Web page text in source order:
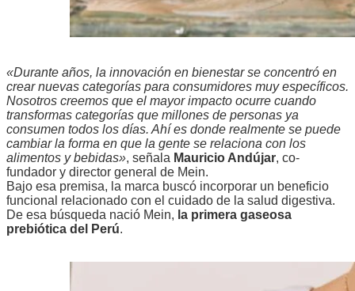
«Durante años, la innovación en bienestar se concentró en
crear nuevas categorías para consumidores muy específicos.
Nosotros creemos que el mayor impacto ocurre cuando
transformas categorías que millones de personas ya
consumen todos los días. Ahí es donde realmente se puede
cambiar la forma en que la gente se relaciona con los
alimentos y bebidas», señala Mauricio Andújar, co-
fundador y director general de Mein.
Bajo esa premisa, la marca buscó incorporar un beneficio
funcional relacionado con el cuidado de la salud digestiva.
De esa búsqueda nació Mein, la primera gaseosa
prebiótica del Perú.